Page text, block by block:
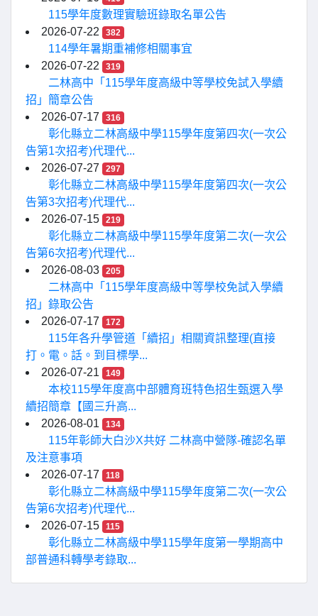
115學年度數理實驗班錄取名單公告
2026-07-22
382
114學年暑期重補修相關事宜
2026-07-22
319
二林高中「115學年度高級中等學校免試入學續
招」簡章公告
2026-07-17
316
彰化縣立二林高級中學115學年度第四次(一次公
告第1次招考)代理代...
2026-07-27
297
彰化縣立二林高級中學115學年度第四次(一次公
告第3次招考)代理代...
2026-07-15
219
彰化縣立二林高級中學115學年度第二次(一次公
告第6次招考)代理代...
2026-08-03
205
二林高中「115學年度高級中等學校免試入學續
招」錄取公告
2026-07-17
172
115年各升學管道「續招」相關資訊整理(直接
打。電。話。到目標學...
2026-07-21
149
本校115學年度高中部體育班特色招生甄選入學
續招簡章【國三升高...
2026-08-01
134
115年彰師大白沙X共好 二林高中營隊-確認名單
及注意事項
2026-07-17
118
彰化縣立二林高級中學115學年度第二次(一次公
告第6次招考)代理代...
2026-07-15
115
彰化縣立二林高級中學115學年度第一學期高中
部普通科轉學考錄取...